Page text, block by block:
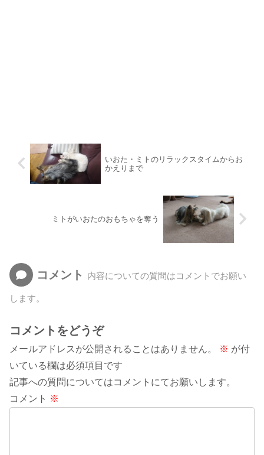
いおた・ミトのリラックスタイムからお
かえりまで
ミトがいおたのおもちゃを奪う
コメント 内容についての質問はコメントでお願い
します。
コメントをどうぞ
メールアドレスが公開されることはありません。 ※ が付
いている欄は必須項目です
記事への質問についてはコメントにてお願いします。
コメント ※